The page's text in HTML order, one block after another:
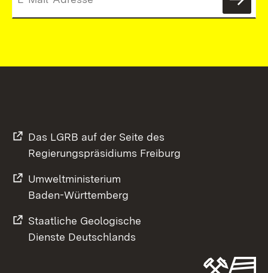
Das LGRB auf der Seite des
Regierungspräsidiums Freiburg
Umweltministerium
Baden-Württemberg
Staatliche Geologische
Dienste Deutschlands